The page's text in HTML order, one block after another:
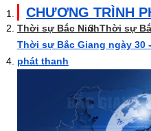
CHƯƠNG TRÌNH
Thời sự Bắc NinhThời sự
Thời sự Bắc Giang ngày 30
phát thanh